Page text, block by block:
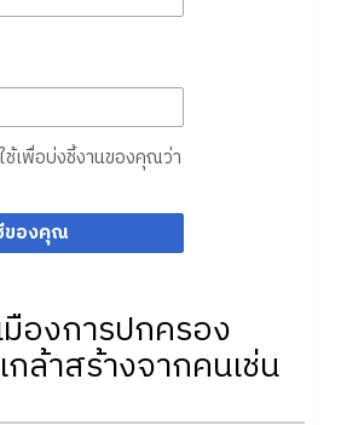
ช้เพื่อบ่งชี้งานของคุณว่า
ของคุณ
องการปกครอง
ล้าสร้างจากคนเช่น